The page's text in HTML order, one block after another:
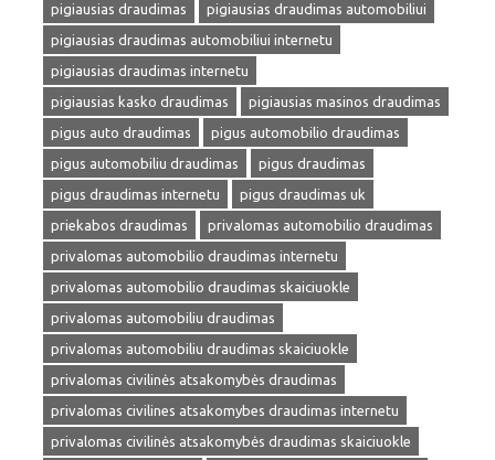
pigiausias draudimas
pigiausias draudimas automobiliui
pigiausias draudimas automobiliui internetu
pigiausias draudimas internetu
pigiausias kasko draudimas
pigiausias masinos draudimas
pigus auto draudimas
pigus automobilio draudimas
pigus automobiliu draudimas
pigus draudimas
pigus draudimas internetu
pigus draudimas uk
priekabos draudimas
privalomas automobilio draudimas
privalomas automobilio draudimas internetu
privalomas automobilio draudimas skaiciuokle
privalomas automobiliu draudimas
privalomas automobiliu draudimas skaiciuokle
privalomas civilinės atsakomybės draudimas
privalomas civilines atsakomybes draudimas internetu
privalomas civilinės atsakomybės draudimas skaiciuokle